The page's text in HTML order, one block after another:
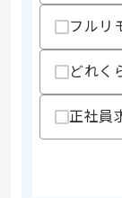
フルリ
どれく
正社員